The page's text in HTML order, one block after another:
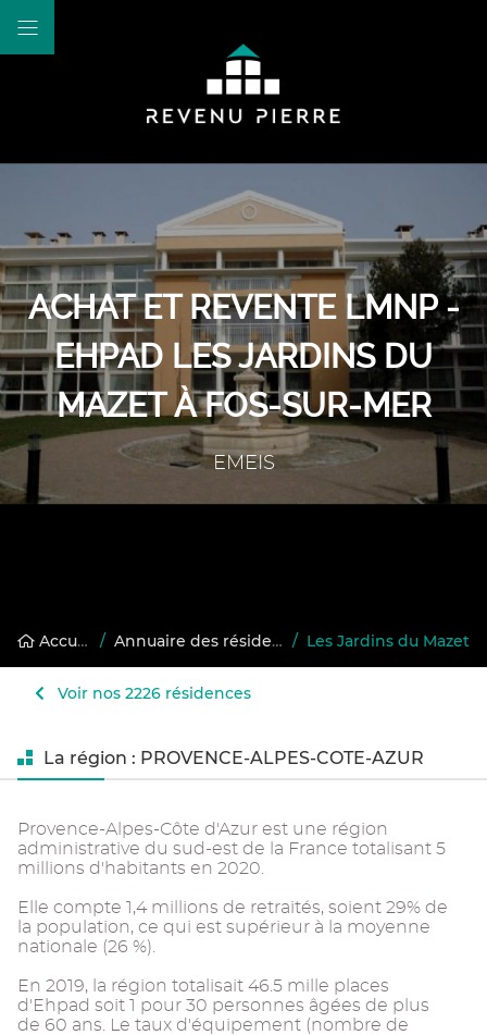
ACHAT ET REVENTE LMNP -
EHPAD LES JARDINS DU
MAZET À FOS-SUR-MER
EMEIS
Accueil / Annuaire des résidences gérées / Les Jardins du Mazet
Voir nos 2226 résidences
La région : PROVENCE-ALPES-COTE-AZUR
Provence-Alpes-Côte d'Azur est une région
administrative du sud-est de la France totalisant 5
millions d'habitants en 2020.
Elle compte 1,4 millions de retraités, soient 29% de
la population, ce qui est supérieur à la moyenne
nationale (26 %).
En 2019, la région totalisait 46.5 mille places
d'Ehpad soit 1 pour 30 personnes âgées de plus
de 60 ans. Le taux d'équipement (nombre de